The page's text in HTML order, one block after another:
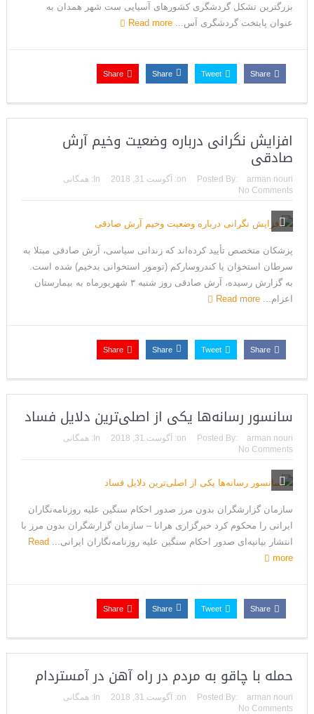
بزرگترین تشکل گردشگری کشورهای آسیایی ست شهر همدان به
عنوان پایتخت گردشگری آس... Read more
Share
Tweet
Share
Share
افزایش نگرانی‌ درباره وضعیت وخیم آرش
صادقی
Posted By: arman nouri
on: آگوست 31, 2018 In: همگانی
No Comments
پزشکان متخصص تأیید کرده‌اند که زندانی سیاسی، آرش صادقی مبتلا به
سرطان استخوان یا کندروسارکم (تومور استخوانی بدخیم) شده است.
به گزارش رسیده، آرش صادقی روز شنبه ۳ شهریورماه به بیمارستان
اعزام... Read more
Share
Tweet
Share
Share
سانسور رسانه‌ها یکی از اصلی‌ترین دلایل فساد
Posted By: arman nouri
on: آگوست 31, 2018 In: همگانی
No Comments
سازمان گزارشگران بدون مرز صدور احکام سنگین علیه روزنامه‌نگاران
ایرانی را محکوم کرد خبرگزاری هرانا – سازمان گزارشگران بدون مرز با
انتشار بیانیه‌ای صدور احکام سنگین علیه روزنامه‌نگاران ایرانی... Read
more
Share
Tweet
Share
Share
حمله با چاقو به مردم در راه آهن در آمستردام
Posted By: arman nouri
on: آگوست 31, 2018 In: همگانی
No Comments